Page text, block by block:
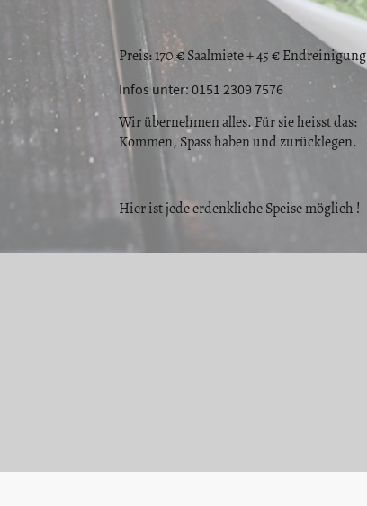
Preis: 170 € Saalmiete + 45 € Endreinigung
Infos unter: 0151 2309 7576
Wir übernehmen alles. Für sie heisst das:
Kommen, Spass haben und zurücklegen.
Hier ist jede erdenkliche Speise möglich !